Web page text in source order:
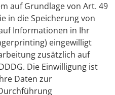
auf Grundlage von Art. 49
in die Speicherung von
Informationen in Ihr
eingewilligt
zusätzlich auf
Die Einwilligung ist
Daten zur